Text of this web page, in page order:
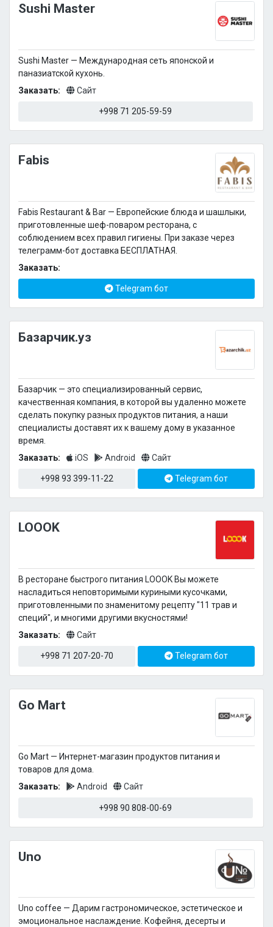
Sushi Master
Sushi Master — Международная сеть японской и
паназиатской кухонь.
Заказать:
Сайт
+998 71 205-59-59
Fabis
Fabis Restaurant & Bar — Европейские блюда и шашлыки,
приготовленные шеф-поваром ресторана, с
соблюдением всех правил гигиены. При заказе через
телеграмм-бот доставка БЕСПЛАТНАЯ.
Заказать:
Telegram бот
Базарчик.уз
Базарчик — это специализированный сервис,
качественная компания, в которой вы удаленно можете
сделать покупку разных продуктов питания, а наши
специалисты доставят их к вашему дому в указанное
время.
Заказать:
iOS Android Сайт
+998 93 399-11-22 Telegram бот
LOOOK
В ресторане быстрого питания LOOOK Вы можете
насладиться неповторимыми куриными кусочками,
приготовленными по знаменитому рецепту "11 трав и
специй", и многими другими вкусностями!
Заказать:
Сайт
+998 71 207-20-70 Telegram бот
Go Mart
Go Mart — Интернет-магазин продуктов питания и
товаров для дома.
Заказать:
Android Сайт
+998 90 808-00-69
Uno
Uno coffee — Дарим гастрономическое, эстетическое и
эмоциональное наслаждение. Кофейня, десерты и